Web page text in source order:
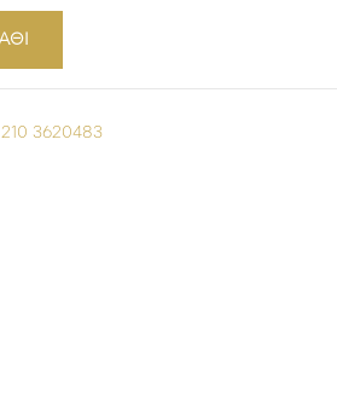
210 3620483